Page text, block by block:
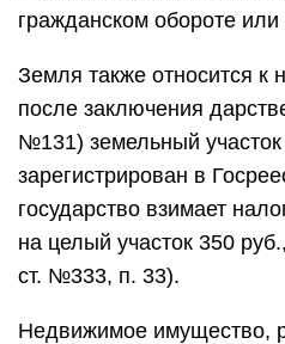
гражданском обороте или
Земля также относится к
после заключения
№131) земельный
зарегистрирован в
государство взимает
на целый участок 350
ст. №333, п. 33).
Недвижимое имущество,